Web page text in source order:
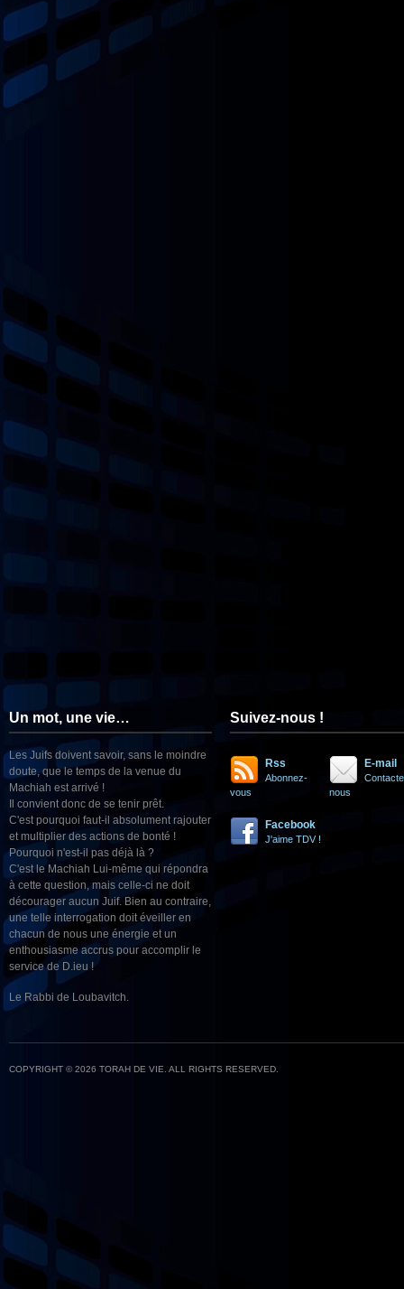
Un mot, une vie…
Les Juifs doivent savoir, sans le moindre
doute, que le temps de la venue du
Machiah est arrivé !
Il convient donc de se tenir prêt.
C'est pourquoi faut-il absolument rajouter
et multiplier des actions de bonté !
Pourquoi n'est-il pas déjà là ?
C'est le Machiah Lui-même qui répondra
à cette question, mais celle-ci ne doit
décourager aucun Juif. Bien au contraire,
une telle interrogation doit éveiller en
chacun de nous une énergie et un
enthousiasme accrus pour accomplir le
service de D.ieu !
Le Rabbi de Loubavitch.
Suivez-nous !
Rss
Abonnez-
vous
E-mail
nous
Facebook
J'aime TDV !
COPYRIGHT © 2026 TORAH DE VIE. ALL RIGHTS RESERVED.